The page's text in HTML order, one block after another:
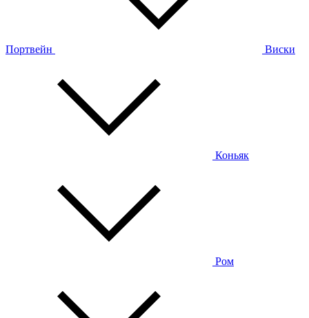
Портвейн Виски
Коньяк
Ром